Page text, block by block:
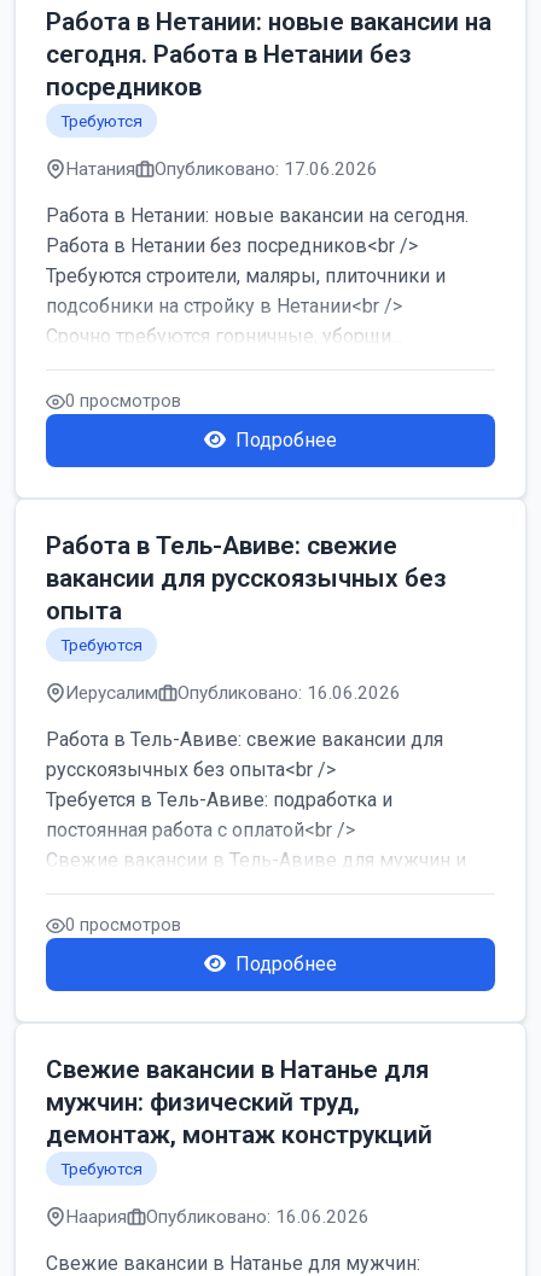
Работа в Нетании: новые вакансии на
сегодня. Работа в Нетании без
посредников
Требуются
Натания Опубликовано: 17.06.2026
Работа в Нетании: новые вакансии на сегодня.
Работа в Нетании без посредников<br />
Требуются строители, маляры, плиточники и
подсобники на стройку в Нетании<br />
Срочно требуются горничные, уборщи...
0 просмотров
Подробнее
Работа в Тель-Авиве: свежие
вакансии для русскоязычных без
опыта
Требуются
Иерусалим Опубликовано: 16.06.2026
Работа в Тель-Авиве: свежие вакансии для
русскоязычных без опыта<br />
Требуется в Тель-Авиве: подработка и
постоянная работа с оплатой<br />
Свежие вакансии в Тель-Авиве для мужчин и
женщин от хозя...
0 просмотров
Подробнее
Свежие вакансии в Натанье для
мужчин: физический труд,
демонтаж, монтаж конструкций
Требуются
Наария Опубликовано: 16.06.2026
Свежие вакансии в Натанье для мужчин: